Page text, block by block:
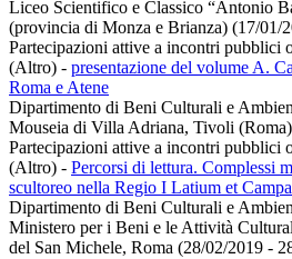
Liceo Scientifico e Classico “Antonio
(provincia di Monza e Brianza) (17/01/
Partecipazioni attive a incontri pubblici
(Altro) - presentazione del volume A.
Roma e Atene
Dipartimento di Beni Culturali e
Mouseia di Villa Adriana, Tivoli
Partecipazioni attive a incontri pubblici
(Altro) - Percorsi di lettura. Complessi
scultoreo nella Regio I Latium et
Dipartimento di Beni Culturali e
Ministero per i Beni e le Attività
del San Michele, Roma (28/02/2019 -